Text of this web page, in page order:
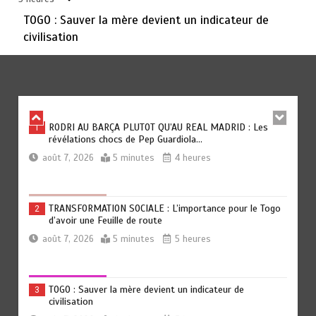
TOGO : Sauver la mère devient un indicateur de
civilisation
tourisme
1
RODRI AU BARÇA PLUTOT QU’AU REAL MADRID : Les
révélations chocs de Pep Guardiola…
août 7, 2026 5 minutes 4 heures
2
TRANSFORMATION SOCIALE : L’importance pour le Togo
d’avoir une Feuille de route
août 7, 2026 5 minutes 5 heures
3
TOGO : Sauver la mère devient un indicateur de
civilisation